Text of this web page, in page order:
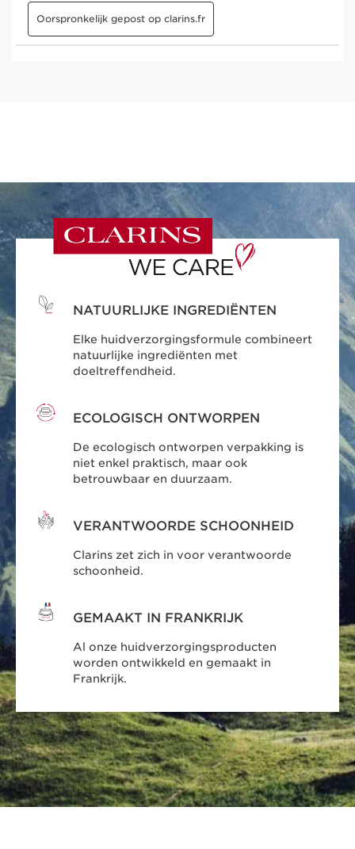
NATUURLIJKE INGREDIËNTEN
Elke huidverzorgingsformule combineert
natuurlijke ingrediënten met
doeltreffendheid.
ECOLOGISCH ONTWORPEN
De ecologisch ontworpen verpakking is
niet enkel praktisch, maar ook
betrouwbaar en duurzaam.
VERANTWOORDE SCHOONHEID
Clarins zet zich in voor verantwoorde
schoonheid.
GEMAAKT IN FRANKRIJK
Al onze huidverzorgingsproducten
worden ontwikkeld en gemaakt in
Frankrijk.